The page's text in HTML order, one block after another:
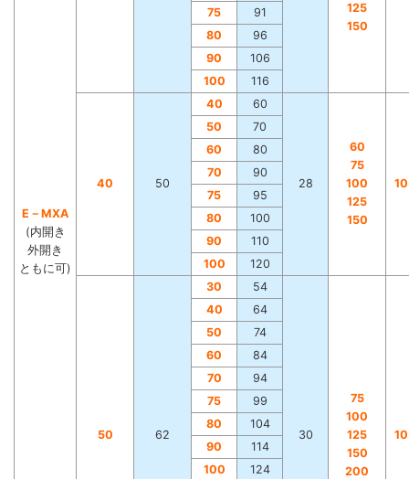
E－MXA
(内開き
外開き
ともに可)
125
150
75
91
80
96
90
106
100
116
40 50
40 60
28
60
75
100
125
150
50
70
60
80
70
90
75
95
80
100
90
110
100
120
50 62
30 54
30
75
100
125
150
200
40
64
50
74
60
84
70
94
75
99
80
104
90
114
100
124